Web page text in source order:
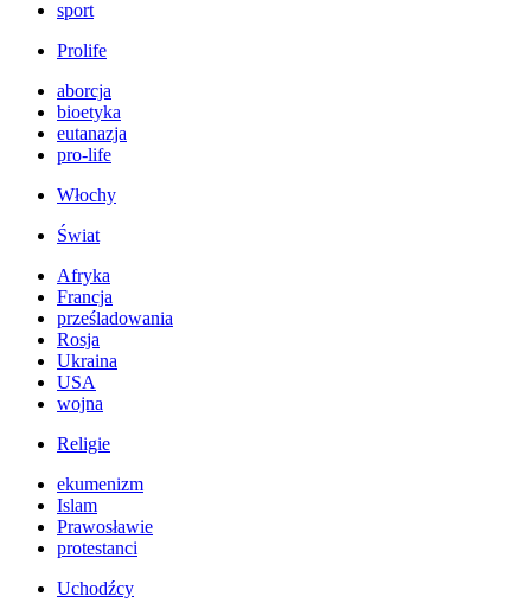
sport
Prolife
aborcja
bioetyka
eutanazja
pro-life
Włochy
Świat
Afryka
Francja
prześladowania
Rosja
Ukraina
USA
wojna
Religie
ekumenizm
Islam
Prawosławie
protestanci
Uchodźcy